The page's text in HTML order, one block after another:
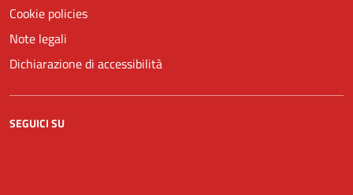
Cookie policies
Note legali
Dichiarazione di accessibilità
SEGUICI SU